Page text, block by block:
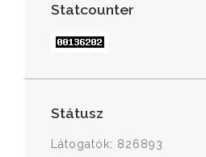
Statcounter
Státusz
Látogatók: 826893